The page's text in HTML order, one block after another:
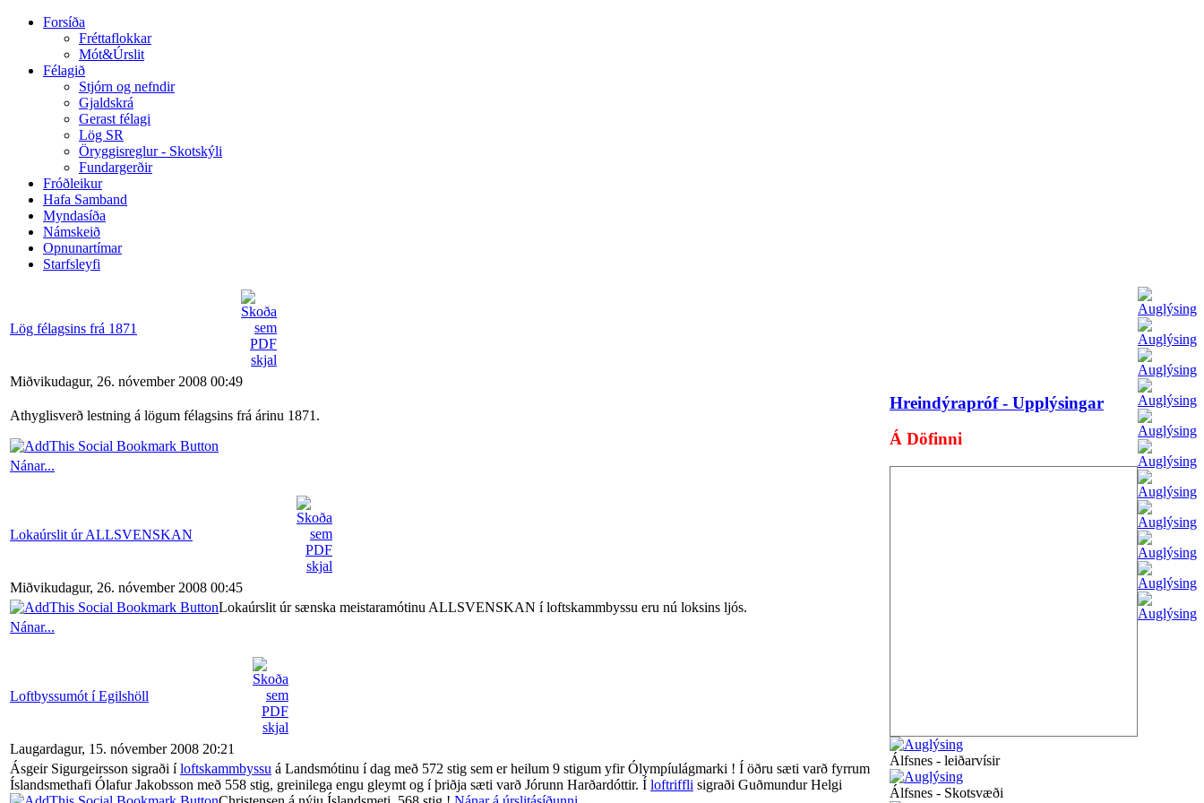
Forsíða
Fréttaflokkar
Mót&Úrslit
Félagið
Stjórn og nefndir
Gjaldskrá
Gerast félagi
Lög SR
Öryggisreglur - Skotskýli
Fundargerðir
Fróðleikur
Hafa Samband
Myndasíða
Námskeið
Opnunartímar
Starfsleyfi
Lög félagsins frá 1871
Miðvikudagur, 26. nóvember 2008 00:49
Athyglisverð lestning á lögum félagsins frá árinu 1871.
Nánar...
Lokaúrslit úr ALLSVENSKAN
Miðvikudagur, 26. nóvember 2008 00:45
Lokaúrslit úr sænska meistaramótinu ALLSVENSKAN í loftskammbyssu eru nú loksins ljós.
Nánar...
Loftbyssumót í Egilshöll
Laugardagur, 15. nóvember 2008 20:21
Ásgeir Sigurgeirsson sigraði íloftskammbyssu á Landsmótinu í dag með 572 stig sem er heilum 9 stigum yfir Ólympíulágmarki ! Í öðru sæti varð fyrrum
Íslandsmethafi Ólafur Jakobsson með 558 stig, greinilega engu gleymt og í þriðja sæti varð Jórunn Harðardóttir. Í loftriffli sigraði Guðmundur Helgi
Hreindýrapróf - Upplýsingar
Á Döfinni
Álfsnes - leiðarvísir
Álfsnes - Skotsvæði